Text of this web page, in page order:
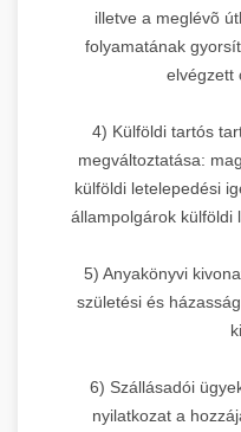
illetve a meglévõ
folyamatának
elvégzett
4) Külföldi tartós
megváltoztatása:
külföldi letelepedési
állampolgárok külföldi
5) Anyakönyvi
születési és
6) Szállásadói
nyilatkozat a